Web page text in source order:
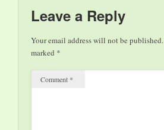
Leave a Reply
Your email address will not be published.
marked *
Comment *